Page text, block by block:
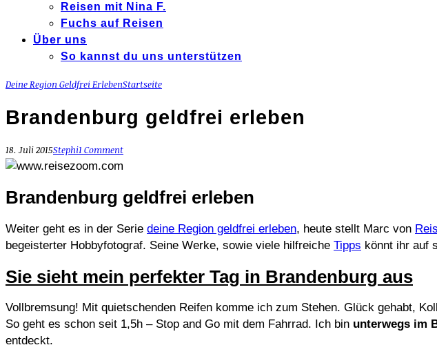
Reisen mit Nina F.
Fuchs auf Reisen
Über uns
So kannst du uns unterstützen
Deine Region Geldfrei ErlebenStartseite
Brandenburg geldfrei erleben
18. Juli 2015Stephi1 Comment
Brandenburg geldfrei erleben
Weiter geht es in der Serie deine Region geldfrei erleben, heute stellt Marc von
begeisterter Hobbyfotograf. Seine Werke, sowie viele hilfreiche Tipps könnt ihr auf
Sie sieht mein perfekter Tag in Brandenburg aus
Vollbremsung! Mit quietschenden Reifen komme ich zum Stehen. Glück gehabt,
So geht es schon seit 1,5h – Stop and Go mit dem Fahrrad. Ich bin unterwegs im
entdeckt.